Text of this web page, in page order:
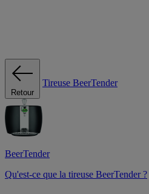
Retour
Tireuse BeerTender
BeerTender
Qu'est-ce que la tireuse BeerTender ?